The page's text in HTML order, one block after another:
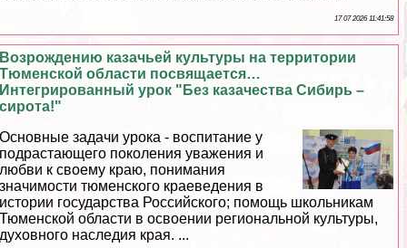
17 07 2026 11:41:58
Возрождению казачьей культуры на территории
Тюменской области посвящается…
Интегрированный урок "Без казачества Сибирь –
сирота!"
Основные задачи урока - воспитание у
подрастающего поколения уважения и
любви к своему краю, понимания
значимости тюменского краеведения в
истории государства Российского; помощь школьникам
Тюменской области в освоении региональной культуры,
духовного наследия края. ...